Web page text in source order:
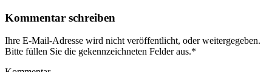
Kommentar schreiben
Ihre E-Mail-Adresse wird nicht veröffentlicht, oder weitergegeben.
Bitte füllen Sie die gekennzeichneten Felder aus.*